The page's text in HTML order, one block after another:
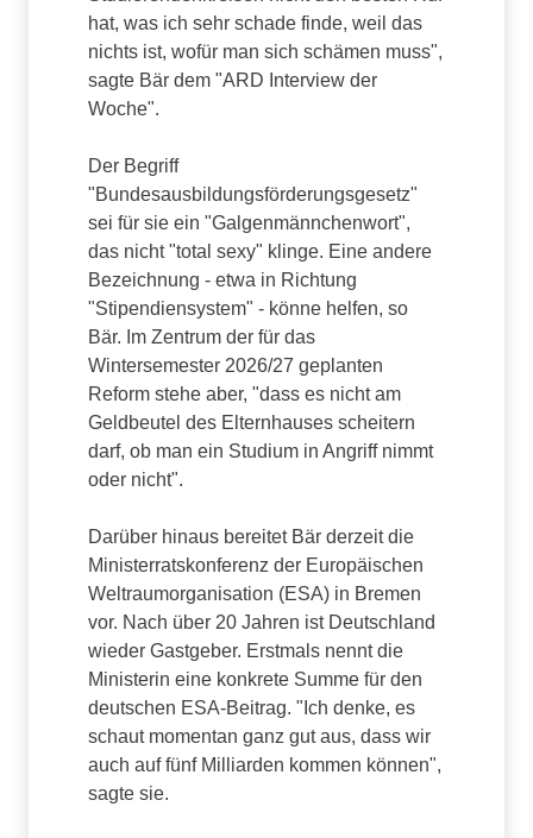
hat, was ich sehr schade finde, weil das
nichts ist, wofür man sich schämen muss",
sagte Bär dem "ARD Interview der
Woche".
Der Begriff
"Bundesausbildungsförderungsgesetz"
sei für sie ein "Galgenmännchenwort",
das nicht "total sexy" klinge. Eine andere
Bezeichnung - etwa in Richtung
"Stipendiensystem" - könne helfen, so
Bär. Im Zentrum der für das
Wintersemester 2026/27 geplanten
Reform stehe aber, "dass es nicht am
Geldbeutel des Elternhauses scheitern
darf, ob man ein Studium in Angriff nimmt
oder nicht".
Darüber hinaus bereitet Bär derzeit die
Ministerratskonferenz der Europäischen
Weltraumorganisation (ESA) in Bremen
vor. Nach über 20 Jahren ist Deutschland
wieder Gastgeber. Erstmals nennt die
Ministerin eine konkrete Summe für den
deutschen ESA-Beitrag. "Ich denke, es
schaut momentan ganz gut aus, dass wir
auch auf fünf Milliarden kommen können",
sagte sie.